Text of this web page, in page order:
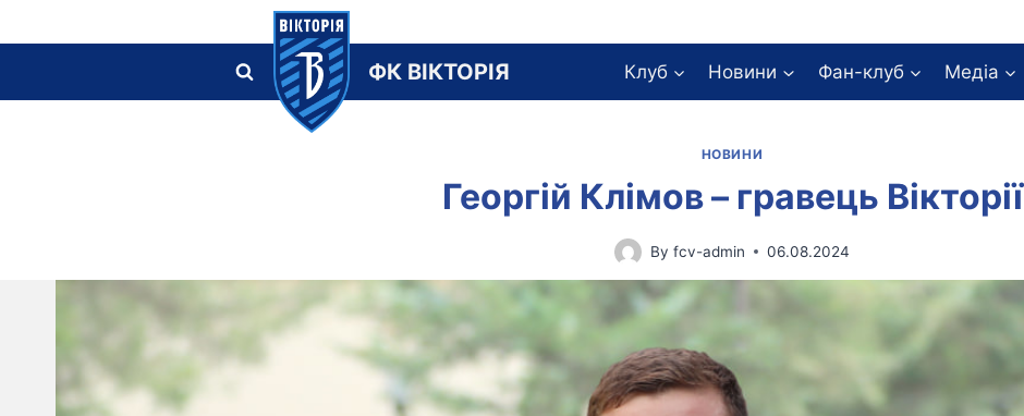
to
ФК ВІКТОРІЯ Клуб Новини Фан-клуб Медіа
НОВИНИ
Георгій Клімов – гравець Вікторії
By fcv-admin 06.08.2024